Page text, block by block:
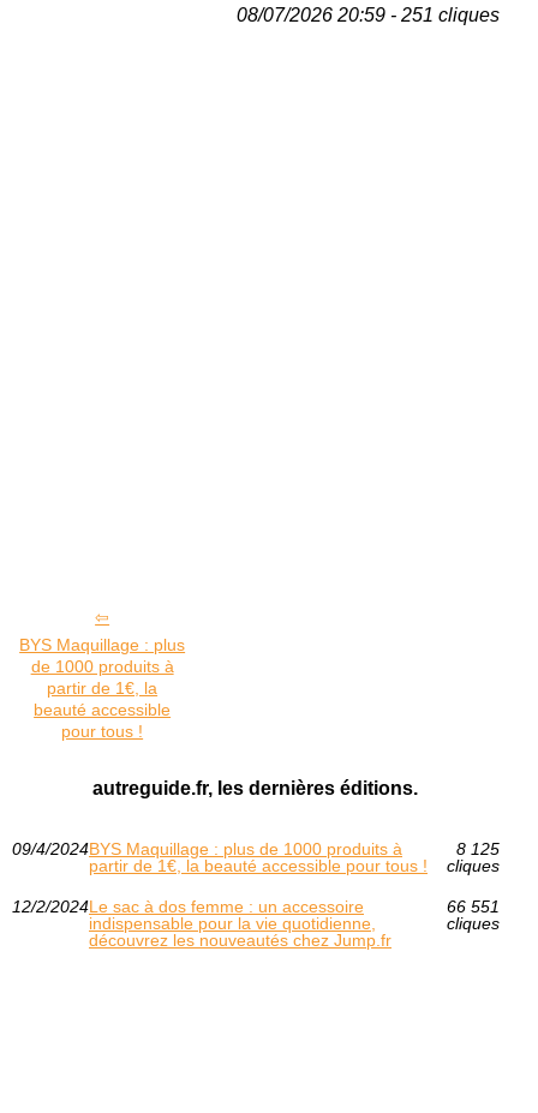
08/07/2026 20:59 - 251 cliques
BYS Maquillage : plus
de 1000 produits à
partir de 1€, la
beauté accessible
pour tous !
autreguide.fr, les dernières éditions.
09/4/2024BYS Maquillage : plus de 1000 produits à
partir de 1€, la beauté accessible pour tous !
8 125
cliques
12/2/2024Le sac à dos femme : un accessoire
indispensable pour la vie quotidienne,
découvrez les nouveautés chez Jump.fr
66 551
cliques